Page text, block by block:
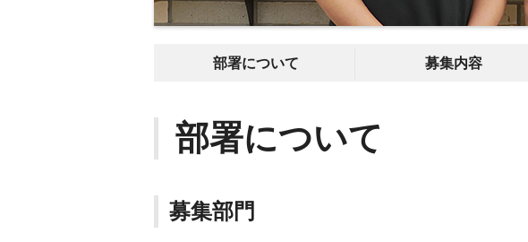
部署について 募集内容
部署について
募集部門